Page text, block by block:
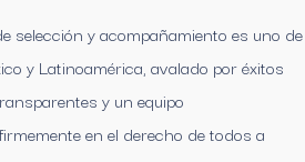
selección y acompañamiento es uno de
y Latinoamérica, avalado por éxitos
y un equipo
en el derecho de todos a